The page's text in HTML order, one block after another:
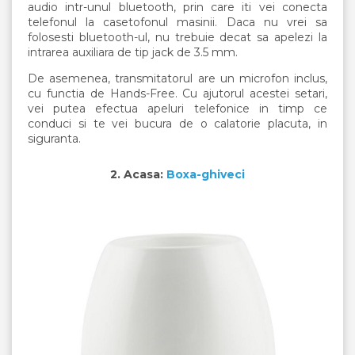
audio intr-unul bluetooth, prin care iti vei conecta
telefonul la casetofonul masinii. Daca nu vrei sa
folosesti bluetooth-ul, nu trebuie decat sa apelezi la
intrarea auxiliara de tip jack de 3.5 mm.
De asemenea, transmitatorul are un microfon inclus,
cu functia de Hands-Free. Cu ajutorul acestei setari,
vei putea efectua apeluri telefonice in timp ce
conduci si te vei bucura de o calatorie placuta, in
siguranta.
2. Acasa: Boxa-ghiveci